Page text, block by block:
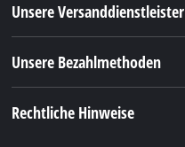
Unsere Versanddienstleister
Unsere Bezahlmethoden
Rechtliche Hinweise